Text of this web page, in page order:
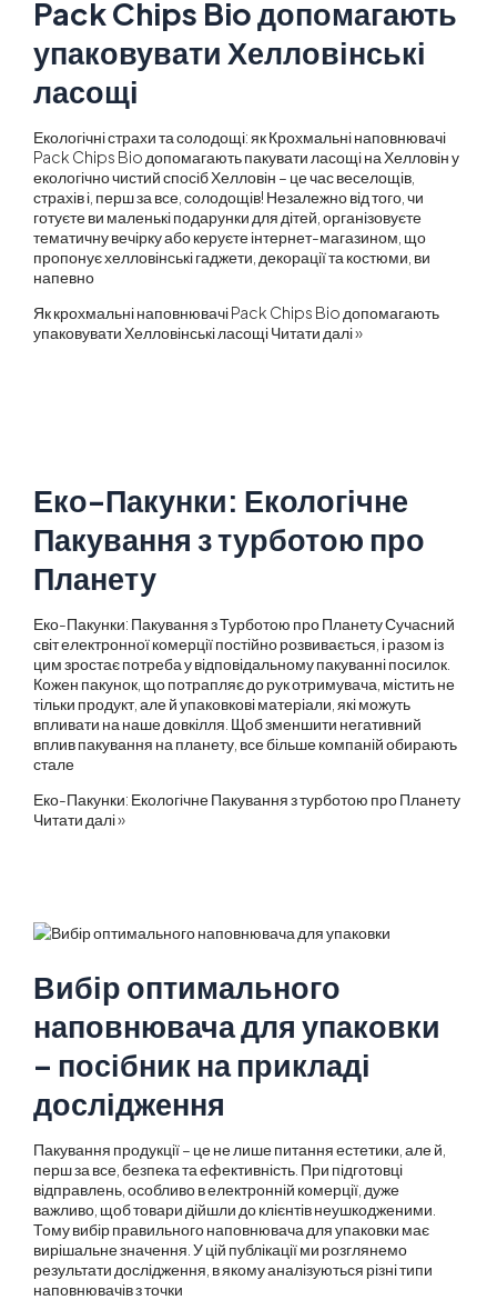
Pack Chips Bio допомагають
упаковувати Хелловінські
ласощі
Екологічні страхи та солодощі: як Крохмальні наповнювачі
Pack Chips Bio допомагають пакувати ласощі на Хелловін у
екологічно чистий спосіб Хелловін – це час веселощів,
страхів і, перш за все, солодощів! Незалежно від того, чи
готуєте ви маленькі подарунки для дітей, організовуєте
тематичну вечірку або керуєте інтернет-магазином, що
пропонує хелловінські гаджети, декорації та костюми, ви
напевно
Як крохмальні наповнювачі Pack Chips Bio допомагають
упаковувати Хелловінські ласощіЧитати далі »
Еко-Пакунки: Екологічне
Пакування з турботою про
Планету
Еко-Пакунки: Пакування з Турботою про Планету Сучасний
світ електронної комерції постійно розвивається, і разом із
цим зростає потреба у відповідальному пакуванні посилок.
Кожен пакунок, що потрапляє до рук отримувача, містить не
тільки продукт, але й упаковкові матеріали, які можуть
впливати на наше довкілля. Щоб зменшити негативний
вплив пакування на планету, все більше компаній обирають
стале
Еко-Пакунки: Екологічне Пакування з турботою про Планету
Читати далі »
Вибір оптимального
наповнювача для упаковки
– посібник на прикладі
дослідження
Пакування продукції – це не лише питання естетики, але й,
перш за все, безпека та ефективність. При підготовці
відправлень, особливо в електронній комерції, дуже
важливо, щоб товари дійшли до клієнтів неушкодженими.
Тому вибір правильного наповнювача для упаковки має
вирішальне значення. У цій публікації ми розглянемо
результати дослідження, в якому аналізуються різні типи
наповнювачів з точки